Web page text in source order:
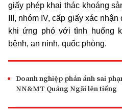
giấy phép khai thác khoáng
III, nhóm IV, cấp giấy xác
khi ứng phó với tình huống
bệnh, an ninh, quốc phòng.
Doanh nghiệp phản ánh sai
NN&MT Quảng Ngãi lên tiếng